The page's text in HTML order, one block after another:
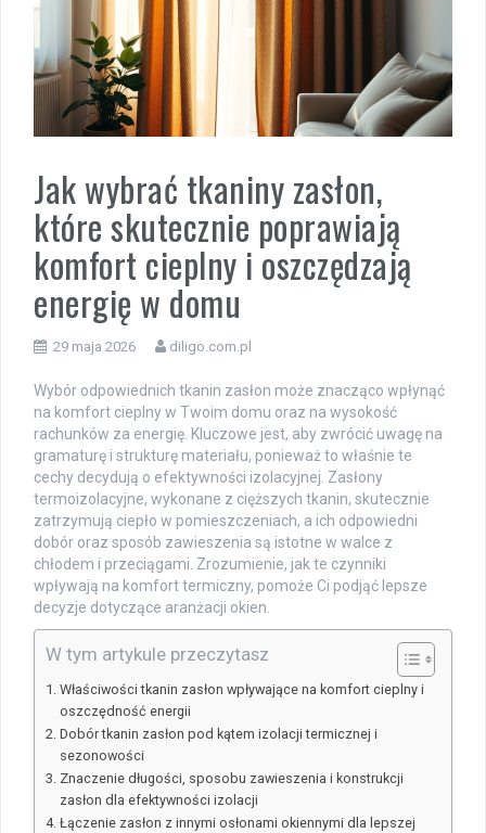
Jak wybrać tkaniny zasłon,
które skutecznie poprawiają
komfort cieplny i oszczędzają
energię w domu
29 maja 2026 diligo.com.pl
Wybór odpowiednich tkanin zasłon może znacząco wpłynąć
na komfort cieplny w Twoim domu oraz na wysokość
rachunków za energię. Kluczowe jest, aby zwrócić uwagę na
gramaturę i strukturę materiału, ponieważ to właśnie te
cechy decydują o efektywności izolacyjnej. Zasłony
termoizolacyjne, wykonane z cięższych tkanin, skutecznie
zatrzymują ciepło w pomieszczeniach, a ich odpowiedni
dobór oraz sposób zawieszenia są istotne w walce z
chłodem i przeciągami. Zrozumienie, jak te czynniki
wpływają na komfort termiczny, pomoże Ci podjąć lepsze
decyzje dotyczące aranżacji okien.
W tym artykule przeczytasz
Właściwości tkanin zasłon wpływające na komfort cieplny i
oszczędność energii
Dobór tkanin zasłon pod kątem izolacji termicznej i
sezonowości
Znaczenie długości, sposobu zawieszenia i konstrukcji
zasłon dla efektywności izolacji
Łączenie zasłon z innymi osłonami okiennymi dla lepszej